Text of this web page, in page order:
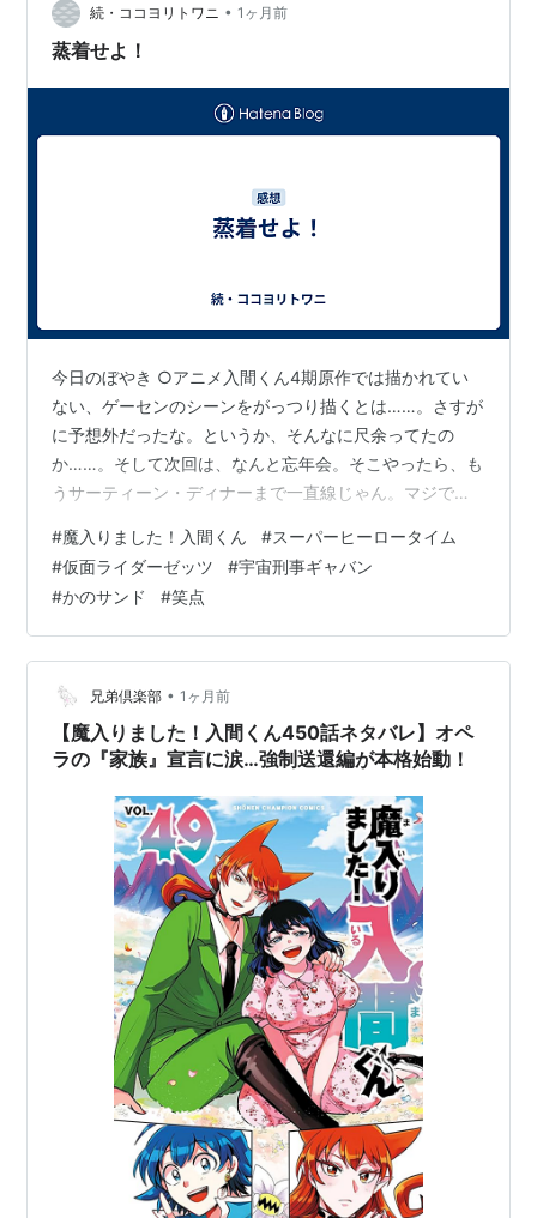
なのは、予想できなかったな……。そして、絵面が完全に
バッドエンドなんだが……。ここからどう巻き…
続・ココヨリトワニ • 1ヶ月前
蒸着せよ！
今日のぼやき ○アニメ入間くん4期原作では描かれてい
ない、ゲーセンのシーンをがっつり描くとは……。さすが
に予想外だったな。というか、そんなに尺余ってたの
か……。そして次回は、なんと忘年会。そこやったら、も
うサーティーン・ディナーまで一直線じゃん。マジでア
か……。 ○仮面ライダーゼッツジークとパニッシュの決
着。結局ジークはまともに生きられない環境だったが故
に、異常者として振る舞うしかなかった悲しい男という
ことになるのかな。俺としては生粋のヤバイやつであっ
てほしかったのだが、まあ過去が明らかになった時点で
ほのめかされていたことだしな。それはそれとして、…
#魔入りました！入間くん #スーパーヒーロータイム
#仮面ライダーゼッツ #宇宙刑事ギャバン
#かのサンド #笑点
兄弟倶楽部 • 1ヶ月前
【魔入りました！入間くん450話ネタバレ】オペ
ラの『家族』宣言に涙…強制送還編が本格始動！